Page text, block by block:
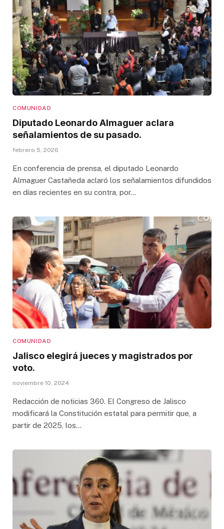
COMUNIDAD
Diputado Leonardo Almaguer aclara
señalamientos de su pasado.
febrero 5, 2026
En conferencia de prensa, el diputado Leonardo
Almaguer Castañeda aclaró los señalamientos difundidos
en días recientes en su contra, por…
COMUNIDAD
Jalisco elegirá jueces y magistrados por
voto.
noviembre 10, 2024
Redacción de noticias 360. El Congreso de Jalisco
modificará la Constitución estatal para permitir que, a
partir de 2025, los…